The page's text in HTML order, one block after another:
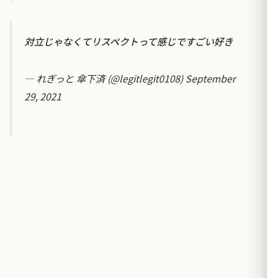
対立じゃなくてリスペクトって感じですごい好き
— れぎっと 傘下済 (@legitlegit0108)September
29, 2021